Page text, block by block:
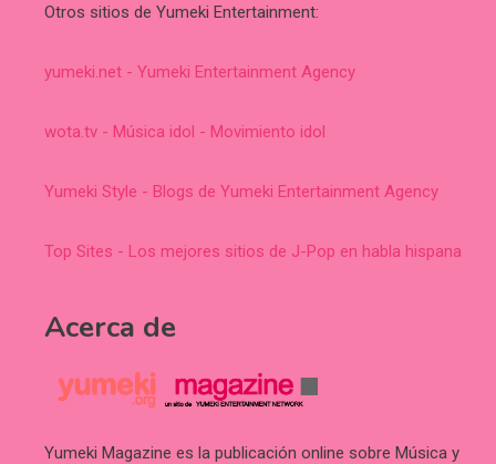
Otros sitios de Yumeki Entertainment:
yumeki.net - Yumeki Entertainment Agency
wota.tv - Música idol - Movimiento idol
Yumeki Style - Blogs de Yumeki Entertainment Agency
Top Sites - Los mejores sitios de J-Pop en habla hispana
Acerca de
Yumeki Magazine es la publicación online sobre Música y